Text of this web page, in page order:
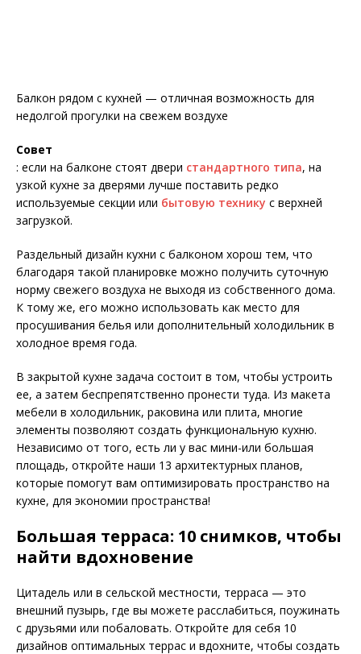
Балкон рядом с кухней — отличная возможность для
недолгой прогулки на свежем воздухе
Совет
: если на балконе стоят двери стандартного типа, на
узкой кухне за дверями лучше поставить редко
используемые секции или бытовую технику с верхней
загрузкой.
Раздельный дизайн кухни с балконом хорош тем, что
благодаря такой планировке можно получить суточную
норму свежего воздуха не выходя из собственного дома.
К тому же, его можно использовать как место для
просушивания белья или дополнительный холодильник в
холодное время года.
В закрытой кухне задача состоит в том, чтобы устроить
ее, а затем беспрепятственно пронести туда. Из макета
мебели в холодильник, раковина или плита, многие
элементы позволяют создать функциональную кухню.
Независимо от того, есть ли у вас мини-или большая
площадь, откройте наши 13 архитектурных планов,
которые помогут вам оптимизировать пространство на
кухне, для экономии пространства!
Большая терраса: 10 снимков, чтобы
найти вдохновение
Цитадель или в сельской местности, терраса — это
внешний пузырь, где вы можете расслабиться, поужинать
с друзьями или побаловать. Откройте для себя 10
дизайнов оптимальных террас и вдохните, чтобы создать